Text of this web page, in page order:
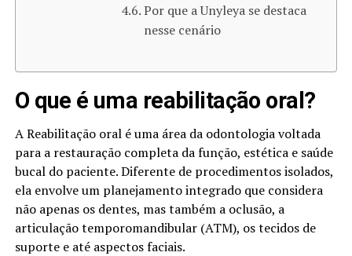
Por que a Unyleya se destaca
nesse cenário
O que é uma reabilitação oral​?
A Reabilitação oral é uma área da odontologia voltada
para a restauração completa da função, estética e saúde
bucal do paciente. Diferente de procedimentos isolados,
ela envolve um planejamento integrado que considera
não apenas os dentes, mas também a oclusão, a
articulação temporomandibular (ATM), os tecidos de
suporte e até aspectos faciais.